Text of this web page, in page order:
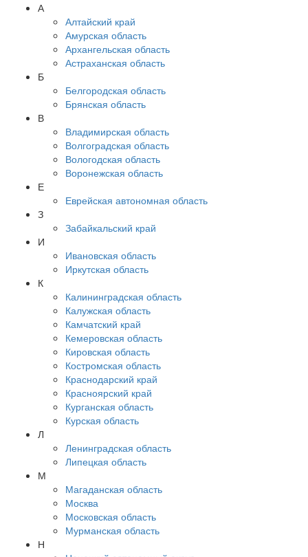
А
Алтайский край
Амурская область
Архангельская область
Астраханская область
Б
Белгородская область
Брянская область
В
Владимирская область
Волгоградская область
Вологодская область
Воронежская область
Е
Еврейская автономная область
З
Забайкальский край
И
Ивановская область
Иркутская область
К
Калининградская область
Калужская область
Камчатский край
Кемеровская область
Кировская область
Костромская область
Краснодарский край
Красноярский край
Курганская область
Курская область
Л
Ленинградская область
Липецкая область
М
Магаданская область
Москва
Московская область
Мурманская область
Н